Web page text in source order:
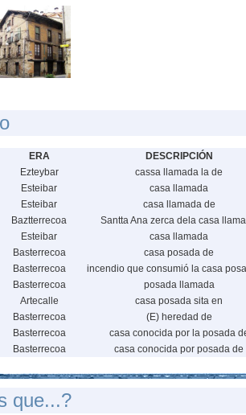
ERA
DESCRIPCIÓN
Ezteybar
cassa llamada la de
Esteibar
casa llamada
Esteibar
casa llamada de
Baztterrecoa
Santta Ana zerca dela casa
Esteibar
casa llamada
Basterrecoa
casa posada de
Basterrecoa
incendio que consumió la casa
Basterrecoa
posada llamada
Artecalle
casa posada sita en
Basterrecoa
(E) heredad de
Basterrecoa
casa conocida por la posada
Basterrecoa casa conocida por posada de
que...?